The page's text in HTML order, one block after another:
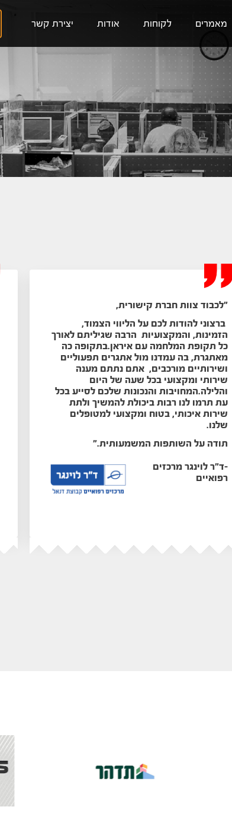
מאמרים לקוחות אודות יצירת קשר
"לכבוד צוות חברת קישורית,
ברצוני להודות לכם על הליווי הצמוד,
הזמינות, והמקצועיות הרבה שגיליתם לאורך
כל תקופת המלחמה עם איראן.בתקופה כה
מאתגרת, בה עמדנו מול אתגרים תפעוליים
ושירותיים מורכבים, אתם נתתם מענה
שירותי ומקצועי בכל שעה של היום
והלילה.המחויבות והנכונות שלכם לסייע בכל
עת תרמו לנו רבות ביכולת להמשיך ולתת
שירות איכותי, בטוח ומקצועי למטופלים
שלנו.
תודה על השותפות המשמעותית."
-ד"ר לוינגר מרכזים
רפואיים